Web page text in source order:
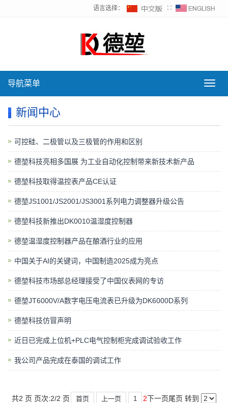
语言选择： ∷
导
导航菜单
新闻中心
可控硅、二极管以及三极管的作用和区别
德堃科技亮相多国展 为工业自动化控制带来新技术新产品
德堃科技取得温控表产品CE认证
德堃JS1001/JS2001/JS3001系列电力调整器升级公告
德堃科技新推出DK0010温湿度控制器
德堃温湿度控制器产品在酿酒行业的应用
中国关于AI的关键词，中国制造2025成为亮点
德堃科技市场部总经理接受了中国仪表网的专访
德堃JT6000V/A数字电压电流表已升级为DK6000D系列
德堃科技仿冒声明
近日已完成上位机+PLC电气控制柜完成调试验收工作
我公司产品完成在泰国的调试工作
共2 页 页次:2/2 页 首页 上一页 1 2下一页尾页 转到